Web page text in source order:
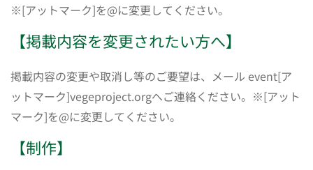
※[アットマーク]を@に変更してください。
【掲載内容を変更されたい方へ】
掲載内容の変更や取消し等のご要望は、メール event[ア
ットマーク]vegeproject.orgへご連絡ください。※[アット
マーク]を@に変更してください。
【制作】